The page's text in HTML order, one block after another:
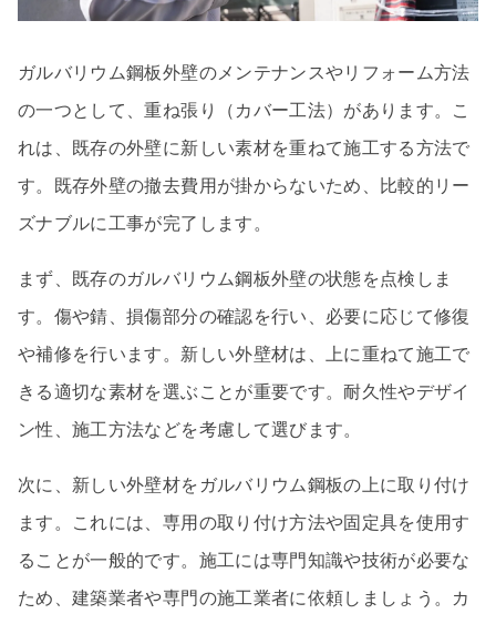
ガルバリウム鋼板外壁のメンテナンスやリフォーム方法
の一つとして、重ね張り（カバー工法）があります。こ
れは、既存の外壁に新しい素材を重ねて施工する方法で
す。既存外壁の撤去費用が掛からないため、比較的リー
ズナブルに工事が完了します。
まず、既存のガルバリウム鋼板外壁の状態を点検しま
す。傷や錆、損傷部分の確認を行い、必要に応じて修復
や補修を行います。新しい外壁材は、上に重ねて施工で
きる適切な素材を選ぶことが重要です。耐久性やデザイ
ン性、施工方法などを考慮して選びます。
次に、新しい外壁材をガルバリウム鋼板の上に取り付け
ます。これには、専用の取り付け方法や固定具を使用す
ることが一般的です。施工には専門知識や技術が必要な
ため、建築業者や専門の施工業者に依頼しましょう。カ